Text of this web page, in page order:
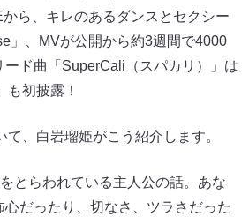
ら、キレのあるダンスとセクシー
」、MVが公開から約3週間で4000
ド曲「SuperCali（スパカリ）」は
も初披露！
、白岩瑠姫がこう紹介します。
をとらわれている主人公の話。あな
だったり、切なさ、ツラさだった